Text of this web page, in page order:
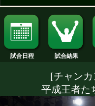
試合結果